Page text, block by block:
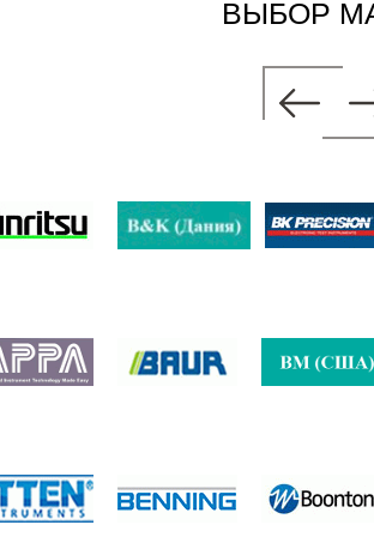
ВЫБОР